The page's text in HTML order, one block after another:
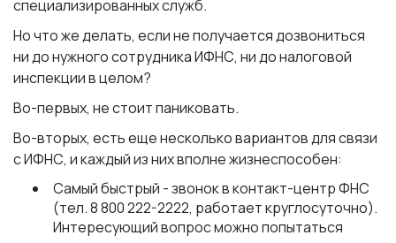
специализированных служб.
Но что же делать, еслине получается дозвониться
ни до нужного сотрудника ИФНС, ни до налоговой
инспекции в целом?
Во-первых, не стоит паниковать.
Во-вторых, есть еще несколько вариантов для связи
с ИФНС, и каждый из них вполне жизнеспособен:
Самый быстрый - звонок в контакт-центр ФНС
(тел. 8 800 222-2222, работает круглосуточно).
Интересующий вопрос можно попытаться